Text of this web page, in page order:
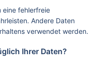
eine fehlerfreie
Andere Daten
verwendet werden.
Ihrer Daten?